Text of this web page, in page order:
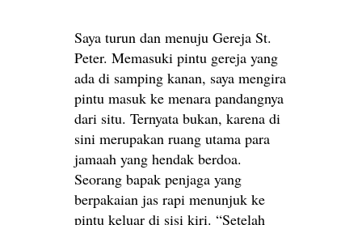
Saya turun dan menuju Gereja St.
Peter. Memasuki pintu gereja yang
ada di samping kanan, saya mengira
pintu masuk ke menara pandangnya
dari situ. Ternyata bukan, karena di
sini merupakan ruang utama para
jamaah yang hendak berdoa.
Seorang bapak penjaga yang
berpakaian jas rapi menunjuk ke
pintu keluar di sisi kiri. “Setelah